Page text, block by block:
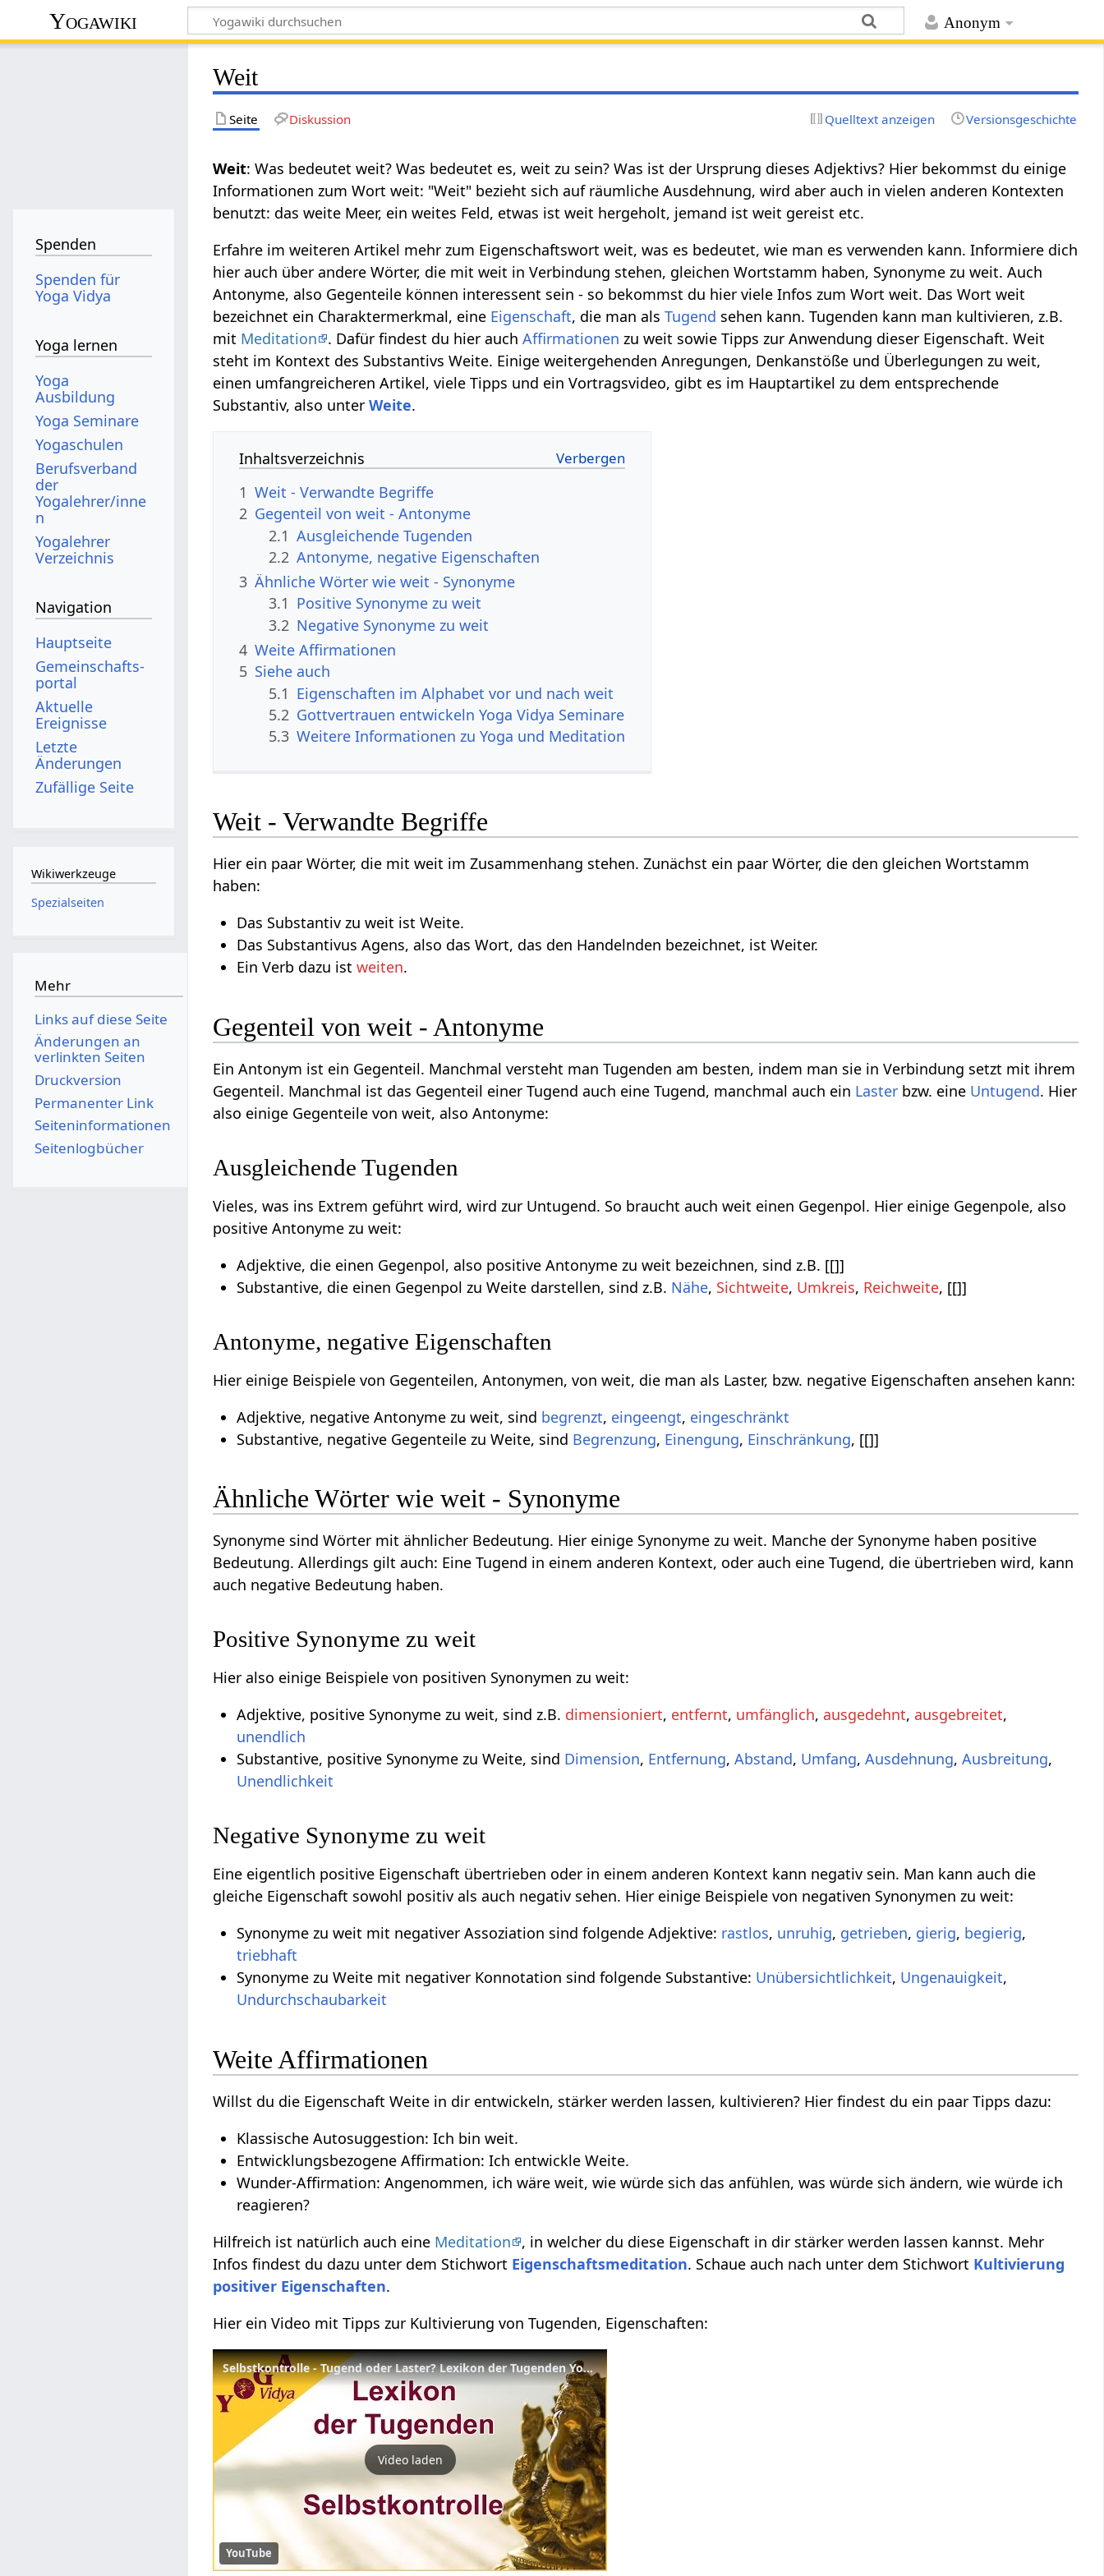
Anonym
Yogawiki
Weit
Seite Diskussion Quelltext anzeigen Versionsgeschichte
Weit: Was bedeutet weit? Was bedeutet es, weit zu sein? Was ist der Ursprung dieses Adjektivs? Hier bekommst du einige
Informationen zum Wort weit: "Weit" bezieht sich auf räumliche Ausdehnung, wird aber auch in vielen anderen Kontexten
benutzt: das weite Meer, ein weites Feld, etwas ist weit hergeholt, jemand ist weit gereist etc.
Erfahre im weiteren Artikel mehr zum Eigenschaftswort weit, was es bedeutet, wie man es verwenden kann. Informiere dich
hier auch über andere Wörter, die mit weit in Verbindung stehen, gleichen Wortstamm haben, Synonyme zu weit. Auch
Antonyme, also Gegenteile können interessent sein - so bekommst du hier viele Infos zum Wort weit. Das Wort weit
bezeichnet ein Charaktermerkmal, eine Eigenschaft, die man alsTugend sehen kann. Tugenden kann man kultivieren, z.B.
mit Meditation . Dafür findest du hier auchAffirmationen zu weit sowie Tipps zur Anwendung dieser Eigenschaft. Weit
steht im Kontext des Substantivs Weite. Einige weitergehenden Anregungen, Denkanstöße und Überlegungen zu weit,
einen umfangreicheren Artikel, viele Tipps und ein Vortragsvideo, gibt es im Hauptartikel zu dem entsprechende
Substantiv, also unterWeite.
Inhaltsverzeichnis
1 Weit - Verwandte Begriffe
2 Gegenteil von weit - Antonyme
2.1 Ausgleichende Tugenden
2.2 Antonyme, negative Eigenschaften
3 Ähnliche Wörter wie weit - Synonyme
3.1 Positive Synonyme zu weit
3.2 Negative Synonyme zu weit
4 Weite Affirmationen
5 Siehe auch
5.1 Eigenschaften im Alphabet vor und nach weit
5.2 Gottvertrauen entwickeln Yoga Vidya Seminare
5.3 Weitere Informationen zu Yoga und Meditation
Weit - Verwandte Begriffe
Hier ein paar Wörter, die mit weit im Zusammenhang stehen. Zunächst ein paar Wörter, die den gleichen Wortstamm
haben:
Das Substantiv zu weit ist Weite.
Das Substantivus Agens, also das Wort, das den Handelnden bezeichnet, ist Weiter.
Ein Verb dazu istweiten.
Gegenteil von weit - Antonyme
Ein Antonym ist ein Gegenteil. Manchmal versteht man Tugenden am besten, indem man sie in Verbindung setzt mit ihrem
Gegenteil. Manchmal ist das Gegenteil einer Tugend auch eine Tugend, manchmal auch ein Laster bzw. eine Untugend. Hier
also einige Gegenteile von weit, also Antonyme:
Ausgleichende Tugenden
Vieles, was ins Extrem geführt wird, wird zur Untugend. So braucht auch weit einen Gegenpol. Hier einige Gegenpole, also
positive Antonyme zu weit:
Adjektive, die einen Gegenpol, also positive Antonyme zu weit bezeichnen, sind z.B. [[]]
Substantive, die einen Gegenpol zu Weite darstellen, sind z.B. Nähe, Sichtweite, Umkreis, Reichweite, [[]]
Antonyme, negative Eigenschaften
Hier einige Beispiele von Gegenteilen, Antonymen, von weit, die man als Laster, bzw. negative Eigenschaften ansehen kann:
Adjektive, negative Antonyme zu weit, sind begrenzt, eingeengt, eingeschränkt
Substantive, negative Gegenteile zu Weite, sind Begrenzung, Einengung, Einschränkung, [[]]
Ähnliche Wörter wie weit - Synonyme
Synonyme sind Wörter mit ähnlicher Bedeutung. Hier einige Synonyme zu weit. Manche der Synonyme haben positive
Bedeutung. Allerdings gilt auch: Eine Tugend in einem anderen Kontext, oder auch eine Tugend, die übertrieben wird, kann
auch negative Bedeutung haben.
Positive Synonyme zu weit
Hier also einige Beispiele von positiven Synonymen zu weit:
Adjektive, positive Synonyme zu weit, sind z.B. dimensioniert, entfernt, umfänglich, ausgedehnt, ausgebreitet,
unendlich
Substantive, positive Synonyme zu Weite, sind Dimension, Entfernung,Abstand, Umfang,Ausdehnung,Ausbreitung,
Unendlichkeit
Negative Synonyme zu weit
Eine eigentlich positive Eigenschaft übertrieben oder in einem anderen Kontext kann negativ sein. Man kann auch die
gleiche Eigenschaft sowohl positiv als auch negativ sehen. Hier einige Beispiele von negativen Synonymen zu weit:
Synonyme zu weit mit negativer Assoziation sind folgende Adjektive: rastlos, unruhig, getrieben, gierig, begierig,
triebhaft
Synonyme zu Weite mit negativer Konnotation sind folgende Substantive: Unübersichtlichkeit, Ungenauigkeit,
Undurchschaubarkeit
Weite Affirmationen
Willst du die Eigenschaft Weite in dir entwickeln, stärker werden lassen, kultivieren? Hier findest du ein paar Tipps dazu:
Klassische Autosuggestion: Ich bin weit.
Entwicklungsbezogene Affirmation: Ich entwickle Weite.
Wunder-Affirmation: Angenommen, ich wäre weit, wie würde sich das anfühlen, was würde sich ändern, wie würde ich
reagieren?
Hilfreich ist natürlich auch eine Meditation
, in welcher du diese Eigenschaft in dir stärker werden lassen kannst. Mehr
Infos findest du dazu unter dem Stichwort Eigenschaftsmeditation. Schaue auch nach unter dem Stichwort Kultivierung
positiver Eigenschaften.
Hier ein Video mit Tipps zur Kultivierung von Tugenden, Eigenschaften:
Selbstkontrolle - Tugend oder Laster? Lexikon der Tugenden Yoga Vidya
Video laden
YouTube
Spenden
Spenden für
Yoga Vidya
Yoga lernen
Yoga
Ausbildung
Yoga Seminare
Yogaschulen
Berufsverband
der
Yogalehrer/inne
n
Yogalehrer
Verzeichnis
Navigation
Hauptseite
Gemeinschafts­
portal
Aktuelle
Ereignisse
Letzte
Änderungen
Zufällige Seite
Wikiwerkzeuge
Spezialseiten
Mehr
Links auf diese Seite
Änderungen an
verlinkten Seiten
Druckversion
Permanenter Link
Seiten­­informationen
Seitenlogbücher